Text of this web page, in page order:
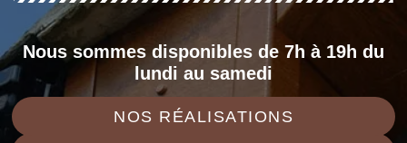
Nous sommes disponibles de 7h à 19h du
lundi au samedi
NOS RÉALISATIONS